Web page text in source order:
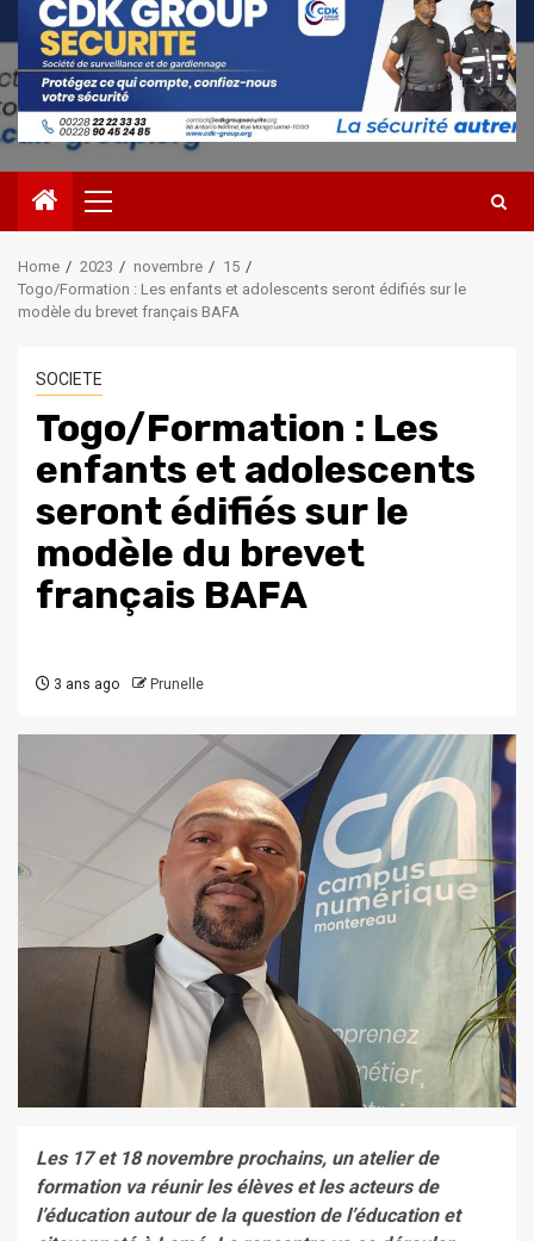
Primary
Menu
Home 2023 novembre
15
Togo/Formation : Les enfants et adolescents seront édifiés sur le
modèle du brevet français BAFA
SOCIETE
Togo/Formation : Les
enfants et adolescents
seront édifiés sur le
modèle du brevet
français BAFA
3 ans ago Prunelle
Les 17 et 18 novembre prochains, un atelier de
formation va réunir les élèves et les acteurs de
l’éducation autour de la question de l’éducation et